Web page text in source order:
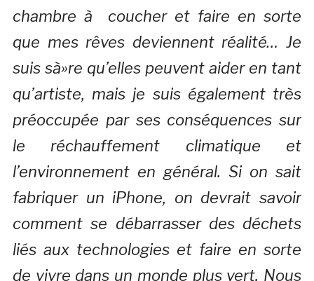
chambre à coucher et faire en sorte
que mes rêves deviennent réalité… Je
suis sà»re qu’elles peuvent aider en tant
qu’artiste, mais je suis également très
préoccupée par ses conséquences sur
le réchauffement climatique et
l’environnement en général. Si on sait
fabriquer un iPhone, on devrait savoir
comment se débarrasser des déchets
liés aux technologies et faire en sorte
de vivre dans un monde plus vert. Nous